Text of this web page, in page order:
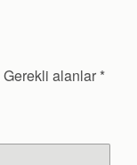
Gerekli alanlar *